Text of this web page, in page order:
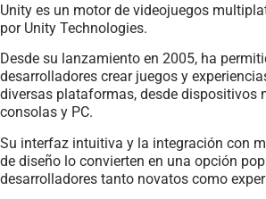
Unity es un motor de videojuegos
por Unity Technologies.
Desde su lanzamiento en 2005, ha
desarrolladores crear juegos y
diversas plataformas, desde dispositivos
consolas y PC.
Su interfaz intuitiva y la integración con
de diseño lo convierten en una opción
desarrolladores tanto novatos como